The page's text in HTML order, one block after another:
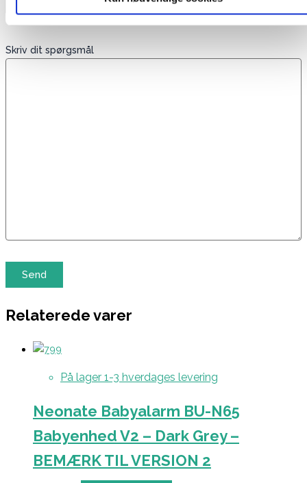
Skriv dit spørgsmål
Relaterede varer
På lager 1-3 hverdages levering
Neonate Babyalarm BU-N65
Babyenhed V2 – Dark Grey –
BEMÆRK TIL VERSION 2